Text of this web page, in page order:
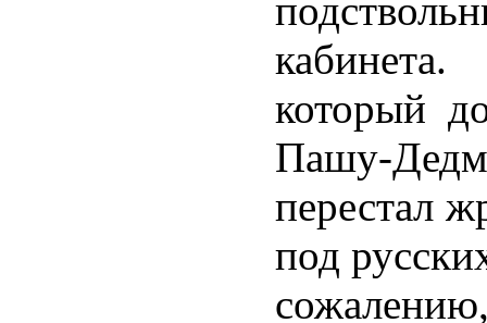
который
Пашу-
перестал
под